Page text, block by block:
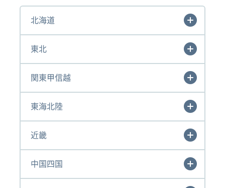
北海道
東北
関東甲信越
東海北陸
近畿
中国四国